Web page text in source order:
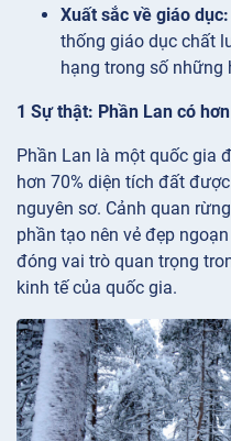
Xuất sắc về giáo dục:
thống giáo dục chất
hạng trong số những
1 Sự thật: Phần Lan có
Phần Lan là một quốc gia
hơn 70% diện tích đất
nguyên sơ. Cảnh quan
phần tạo nên vẻ đẹp
đóng vai trò quan trọng
kinh tế của quốc gia.